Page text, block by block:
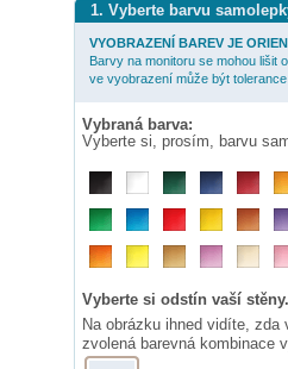
1. Vyberte barvu
VYOBRAZENÍ BAREV JE
Barvy na monitoru se mohou lišit
ve vyobrazení může být tolerance
Vybraná barva:
Vyberte si, prosím, barvu
Vyberte si odstín vaší stěny.
Na obrázku ihned vidíte, zda
zvolená barevná kombinace